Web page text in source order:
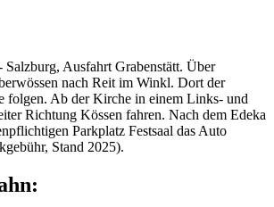
Ausfahrt Grabenstätt. Über
nach Reit im Winkl. Dort der
folgen. Ab der Kirche in einem Links- und
Richtung Kössen fahren. Nach dem Edeka
Parkplatz Festsaal das Auto
Stand 2025).